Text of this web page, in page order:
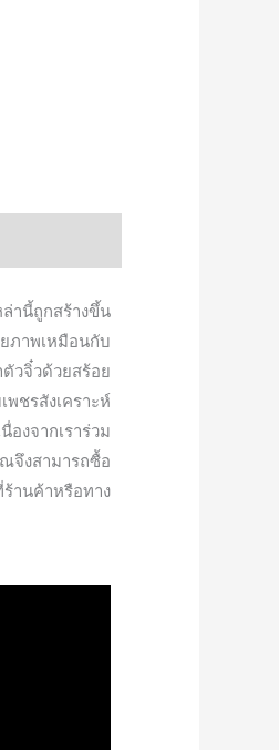
านี้ถูกสร้างขึ้น
ภาพเหมือนกับ
วจิ๋วด้วยสร้อย
ชรสังเคราะห์
งจากเราร่วม
งสามารถซื้อ
านค้าหรือทาง